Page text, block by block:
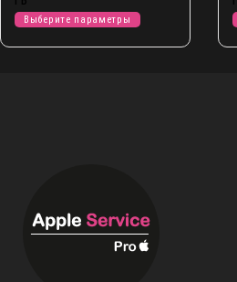
Выберите параметры